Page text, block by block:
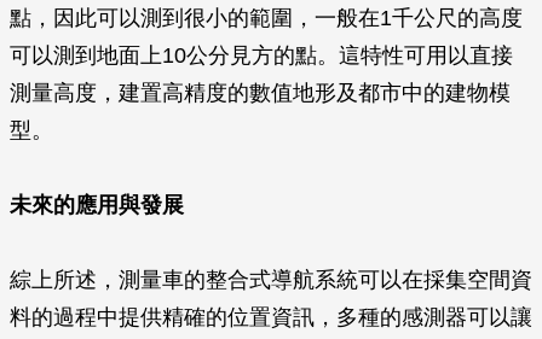
點，因此可以測到很小的範圍，一般在1千公尺的高度
可以測到地面上10公分見方的點。這特性可用以直接
測量高度，建置高精度的數值地形及都市中的建物模
型。
未來的應用與發展
綜上所述，測量車的整合式導航系統可以在採集空間資
料的過程中提供精確的位置資訊，多種的感測器可以讓